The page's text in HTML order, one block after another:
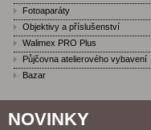
Fotoaparáty
Objektivy a příslušenství
Walimex PRO Plus
Půjčovna atelierového vybavení
Bazar
NOVINKY